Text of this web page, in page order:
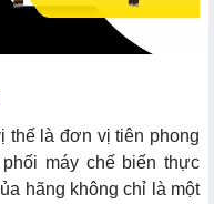
thế là đơn vị tiên phong
máy chế biến thực
hãng không chỉ là một